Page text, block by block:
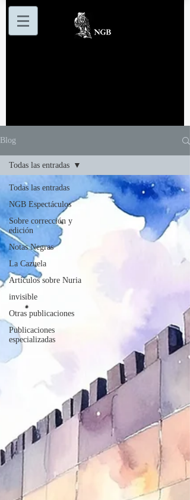
Blog
Todas las entradas
NGB Espectáculos
Sobre corrección y
edición
Notas Negras
La Cazuela
Artículos sobre Nuria
invisible
Otras publicaciones
Publicaciones
especializadas
Todas las entradas